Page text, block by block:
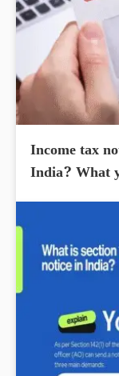
Income tax
India? What